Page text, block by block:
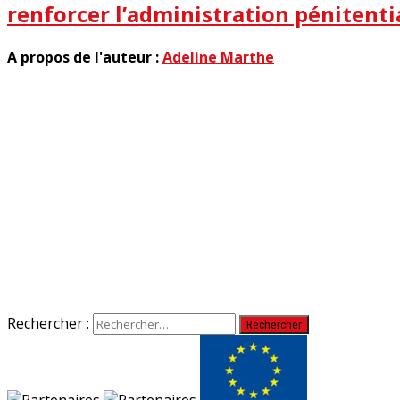
renforcer l’administration
A propos de l'auteur :Adeline Marthe
Rechercher :